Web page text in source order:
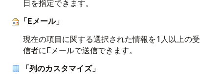
日を指定できます。
「Eメール」
現在の項目に関する選択された情報を1人以上の受
信者にEメールで送信できます。
「列のカスタマイズ」